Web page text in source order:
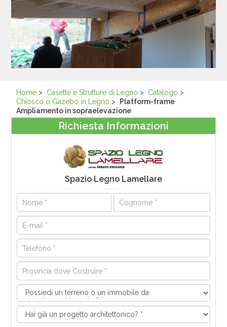
Home > Casette e Strutture di Legno > Catalogo >
Chiosco o Gazebo in Legno >
Platform-frame
Ampliamento in sopraelevazione
Richiesta Informazioni
Spazio Legno Lamellare